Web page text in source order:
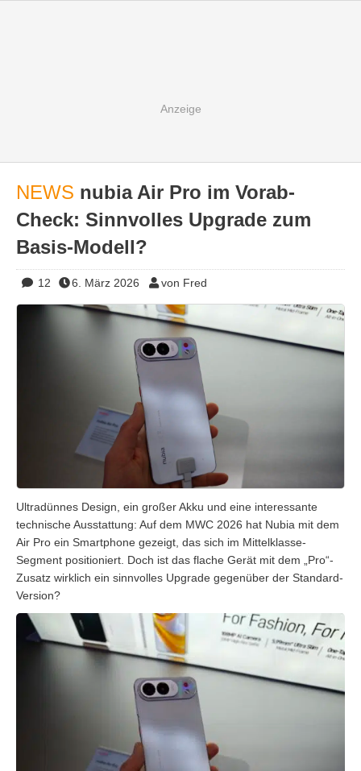
NEWS nubia Air Pro im Vorab-
Check: Sinnvolles Upgrade zum
Basis-Modell?
12 6. März 2026 von Fred
Ultradünnes Design, ein großer Akku und eine interessante
technische Ausstattung: Auf dem MWC 2026 hat Nubia mit dem
Air Pro ein Smartphone gezeigt, das sich im Mittelklasse-
Segment positioniert. Doch ist das flache Gerät mit dem „Pro“-
Zusatz wirklich ein sinnvolles Upgrade gegenüber der Standard-
Version?